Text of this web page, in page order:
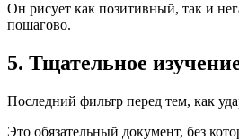
Он рисует как позитивный, так и
пошагово.
5. Тщательное
Последний фильтр перед тем, как
Это обязательный документ, без